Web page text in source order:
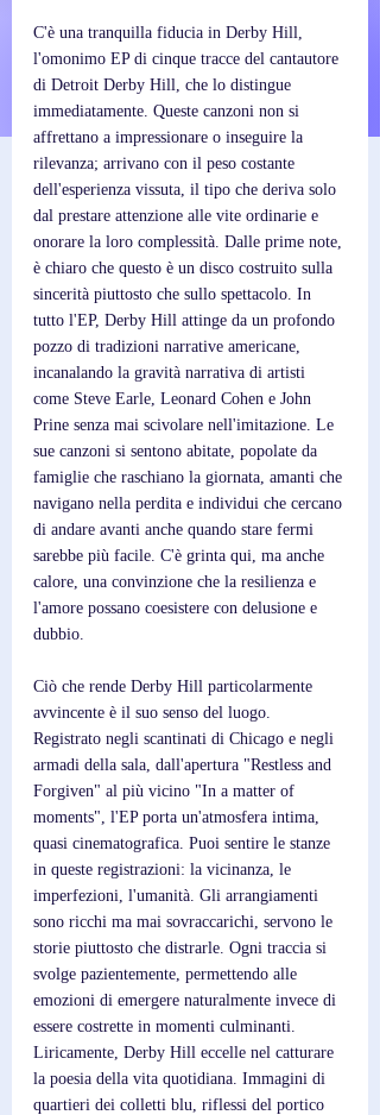
C'è una tranquilla fiducia in Derby Hill,
l'omonimo EP di cinque tracce del cantautore
di Detroit Derby Hill, che lo distingue
immediatamente. Queste canzoni non si
affrettano a impressionare o inseguire la
rilevanza; arrivano con il peso costante
dell'esperienza vissuta, il tipo che deriva solo
dal prestare attenzione alle vite ordinarie e
onorare la loro complessità. Dalle prime note,
è chiaro che questo è un disco costruito sulla
sincerità piuttosto che sullo spettacolo. In
tutto l'EP, Derby Hill attinge da un profondo
pozzo di tradizioni narrative americane,
incanalando la gravità narrativa di artisti
come Steve Earle, Leonard Cohen e John
Prine senza mai scivolare nell'imitazione. Le
sue canzoni si sentono abitate, popolate da
famiglie che raschiano la giornata, amanti che
navigano nella perdita e individui che cercano
di andare avanti anche quando stare fermi
sarebbe più facile. C'è grinta qui, ma anche
calore, una convinzione che la resilienza e
l'amore possano coesistere con delusione e
dubbio.
Ciò che rende Derby Hill particolarmente
avvincente è il suo senso del luogo.
Registrato negli scantinati di Chicago e negli
armadi della sala, dall'apertura "Restless and
Forgiven" al più vicino "In a matter of
moments", l'EP porta un'atmosfera intima,
quasi cinematografica. Puoi sentire le stanze
in queste registrazioni: la vicinanza, le
imperfezioni, l'umanità. Gli arrangiamenti
sono ricchi ma mai sovraccarichi, servono le
storie piuttosto che distrarle. Ogni traccia si
svolge pazientemente, permettendo alle
emozioni di emergere naturalmente invece di
essere costrette in momenti culminanti.
Liricamente, Derby Hill eccelle nel catturare
la poesia della vita quotidiana. Immagini di
quartieri dei colletti blu, riflessi del portico